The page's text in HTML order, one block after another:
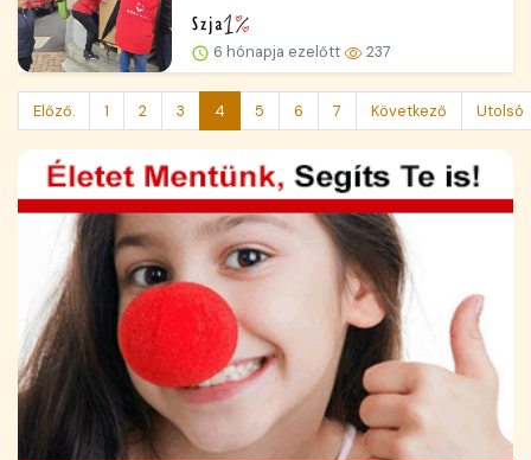
6 hónapja ezelőtt 237
Előző. 1 2 3 4 5 6 7 Következő Utolsó